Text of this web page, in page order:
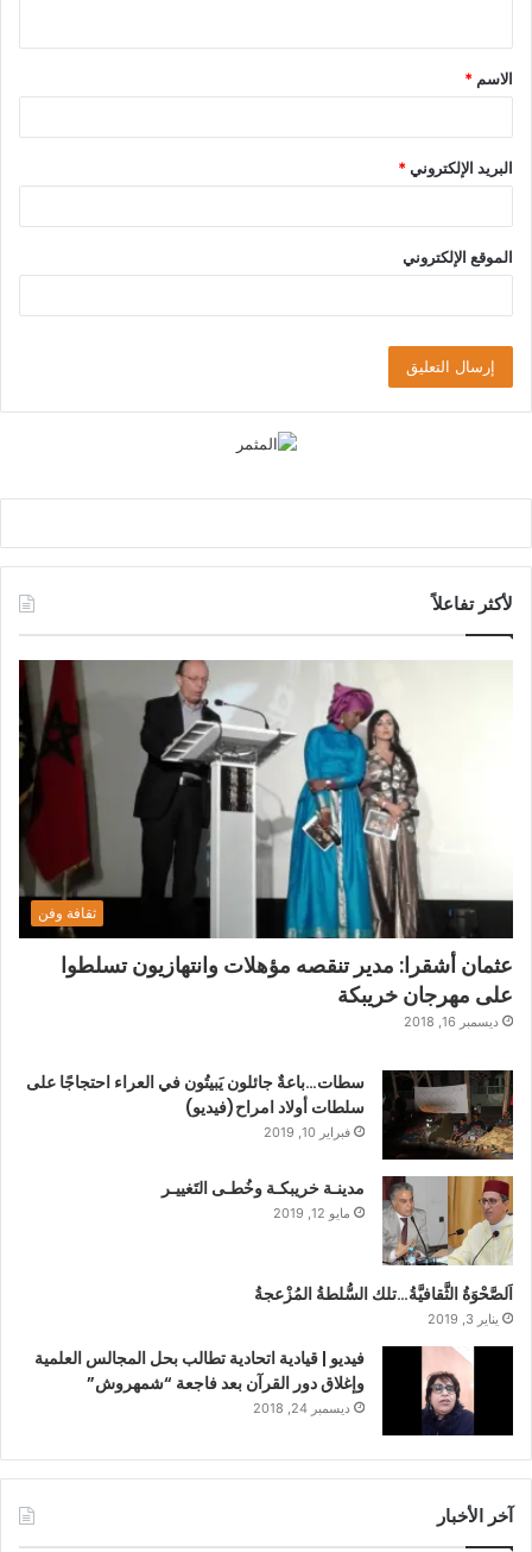
ق
*
الاسم *
البريد الإلكتروني*
الموقع الإلكتروني
لأكثر تفاعلاً
ثقافة وفن
عثمان أشقرا: مدير تنقصه مؤهلات وانتهازيون تسلطوا
على مهرجان خريبكة
ديسمبر 16, 2018
سطات…باعةٌ جائلون يَبيتُون في العراء احتجاجًا على
سلطات أولاد امراح(فيديو)
فبراير 10, 2019
مدينـة خريبكـة وخُطـى التَغييـر
مايو 12, 2019
اَلصَّحْوَةُ الثَّقافيَّةُ…تلك السُّلطةُ المُزْعجةُ
يناير 3, 2019
فيديو | قيادية اتحادية تطالب بحل المجالس العلمية
وإغلاق دور القرآن بعد فاجعة “شمهروش”
ديسمبر 24, 2018
آخر الأخبار